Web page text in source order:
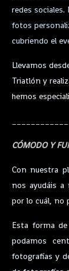
redes
fotos
cubriendo el
Llevamos
Triatlón y
hemos
CÓMODO Y
Con nuestra
nos ayudáis a
por lo cuál, no
Esta forma
podamos
fotografías y